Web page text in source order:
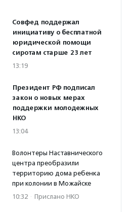
Совфед поддержал
инициативу о бесплатной
юридической помощи
сиротам старше 23 лет
13:19
Президент РФ подписал
закон о новых мерах
поддержки молодежных
НКО
13:04
Волонтеры Наставнического
центра преобразили
территорию дома ребенка
при колонии в Можайске
10:32 · Прислано НКО